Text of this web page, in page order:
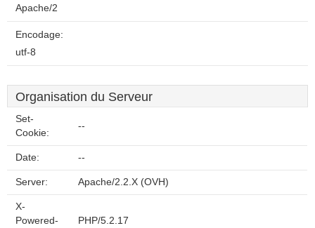
Apache/2
Encodage:
utf-8
Organisation du Serveur
Set-
Cookie:
--
Date: --
Server: Apache/2.2.X (OVH)
X-
Powered-
PHP/5.2.17